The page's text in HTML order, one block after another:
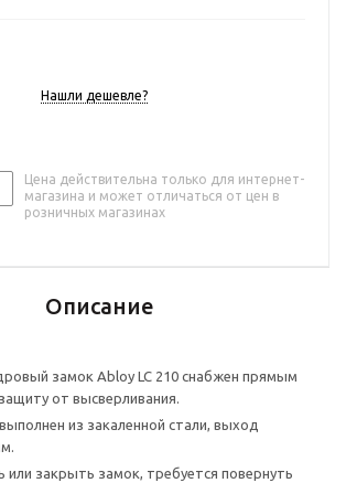
Нашли дешевле?
Цена действительна только для интернет-
магазина и может отличаться от цен в
розничных магазинах
Описание
замок Abloy LC 210 снабжен прямым
от высверливания.
из закаленной стали, выход
закрыть замок, требуется повернуть